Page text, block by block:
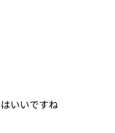
いいですね